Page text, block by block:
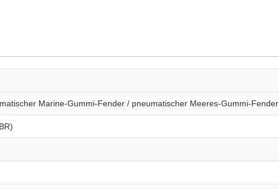
Marine-Gummi-Fender / pneumatischer Meeres-Gummi-Fender